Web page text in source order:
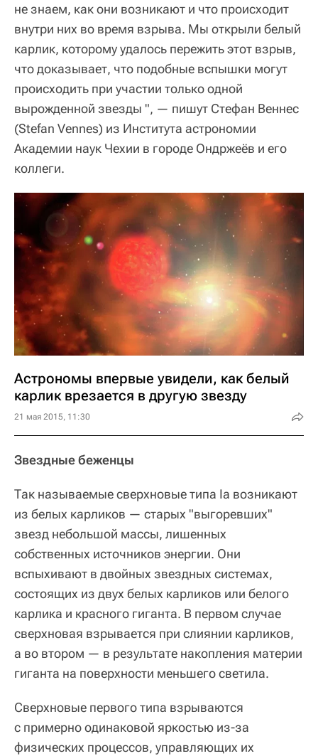
не знаем, как они возникают и что происходит
внутри них во время взрыва. Мы открыли белый
карлик, которому удалось пережить этот взрыв,
что доказывает, что подобные вспышки могут
происходить при участии только одной
вырожденной звезды ", — пишут Стефан Веннес
(Stefan Vennes) из Института астрономии
Академии наук Чехии в городе Ондржеёв и его
коллеги.
Астрономы впервые увидели, как белый
карлик врезается в другую звезду
21 мая 2015, 11:30
Звездные беженцы
Так называемые сверхновые типа Ia возникают
из белых карликов — старых "выгоревших"
звезд небольшой массы, лишенных
собственных источников энергии. Они
вспыхивают в двойных звездных системах,
состоящих из двух белых карликов или белого
карлика и красного гиганта. В первом случае
сверхновая взрывается при слиянии карликов,
а во втором — в результате накопления материи
гиганта на поверхности меньшего светила.
Сверхновые первого типа взрываются
с примерно одинаковой яркостью из-за
физических процессов, управляющих их